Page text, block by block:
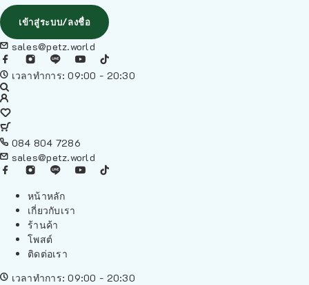
เข้าสู่ระบบ/ลงชื่อ
sales@petz.world
เวลาทำการ: 09:00 - 20:30
084 804 7286
sales@petz.world
หน้าหลัก
เกี่ยวกับเรา
ร้านค้า
โพสต์
ติดต่อเรา
เวลาทำการ: 09:00 - 20:30